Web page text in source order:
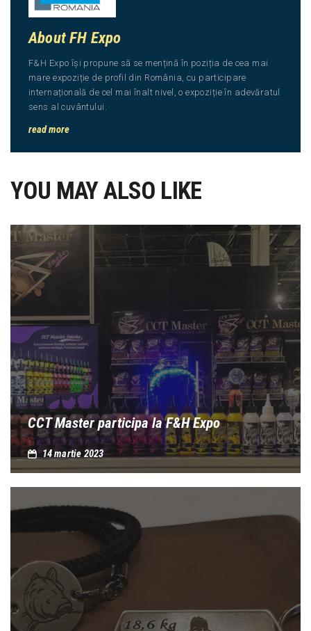
About FH Expo
F&H Expo își propune să se mențină în poziția de cea mai
mare expoziție de profil din România, cu participare
internațională de cel mai înalt nivel, o expoziție în adevăratul
sens al cuvântului.
read more
YOU MAY ALSO LIKE
CCT Master participa la F&H Expo
14 martie 2023